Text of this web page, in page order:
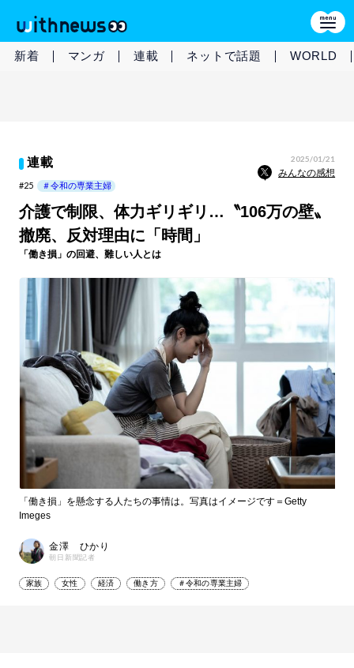
新着 マンガ 連載 ネットで話題 WORLD
連載 2025/01/21
みんなの感想
#25 ＃令和の専業主婦
介護で制限、体力ギリギリ…〝106万の壁〟
撤廃、反対理由に「時間」
「働き損」の回避、難しい人とは
「働き損」を懸念する人たちの事情は。写真はイメージです＝Getty
Imeges
金澤 ひかり
朝日新聞記者
家族 女性 経済 働き方 ＃令和の専業主婦